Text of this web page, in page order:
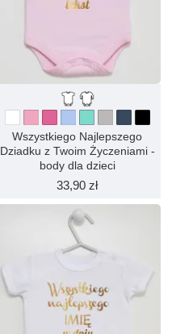
Wszystkiego Najlepszego
Dziadku z Twoim Życzeniami -
body dla dzieci
33,90 zł